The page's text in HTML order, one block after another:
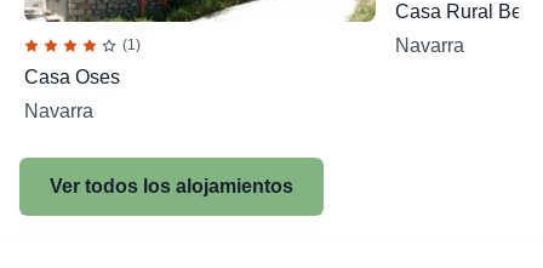
(1)
Casa Oses
Navarra
Casa Rural
Navarra
Ver todos los alojamientos